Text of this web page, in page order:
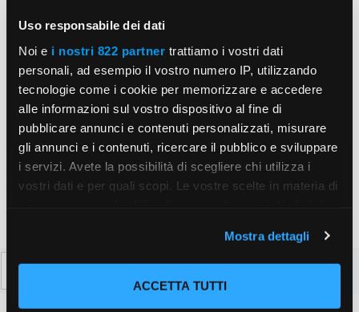
Uso responsabile dei dati
Noi e i nostri 822 partner trattiamo i vostri dati
personali, ad esempio il vostro numero IP, utilizzando
tecnologie come i cookie per memorizzare e accedere
alle informazioni sul vostro dispositivo al fine di
pubblicare annunci e contenuti personalizzati, misurare
gli annunci e i contenuti, ricercare il pubblico e sviluppare
i servizi. Avete la possibilità di scegliere chi utilizza i
vostri dati e per quali scopi. Le vostre scelte in materia di
modificare o revocare il proprio consenso in qualsiasi
momento dalla Dichiarazione sui cookie o facendo clic
sull'icona di attivazione della privacy.
Mostra dettagli
ACCETTA TUTTI
Email
Sito
web
Salva il mio nome, email e sito web in questo
browser per la prossima volta che commento.
Ricerca